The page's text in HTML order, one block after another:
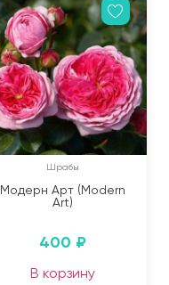
Шрабы
Модерн Арт (Modern
Art)
400 ₽
В корзину